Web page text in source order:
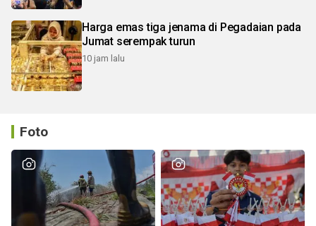
Harga emas tiga jenama di Pegadaian pada
Jumat serempak turun
10 jam lalu
Foto